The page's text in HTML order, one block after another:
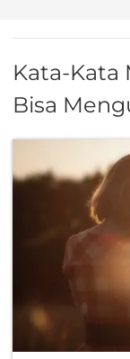
Kata-Kata
Bisa